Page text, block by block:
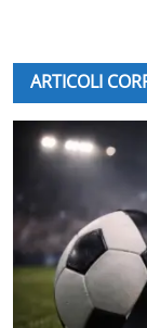
ARTICOLI